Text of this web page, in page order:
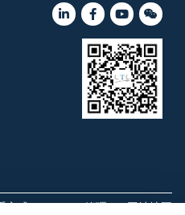
方式 Cookie管理 网站地图